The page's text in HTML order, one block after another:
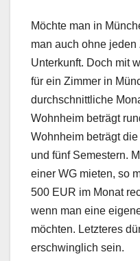
Möchte man in
man auch ohne
Unterkunft. Doch mit
für ein Zimmer in
durchschnittliche
Wohnheim beträgt
Wohnheim beträgt
und fünf Semestern.
einer WG mieten, so
500 EUR im Monat
wenn man eine
möchten. Letzteres
erschwinglich sein.